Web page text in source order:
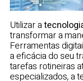
Utilizar a
transformar a
Ferramentas
a eficácia do seu
tarefas rotineiras
especializados, a